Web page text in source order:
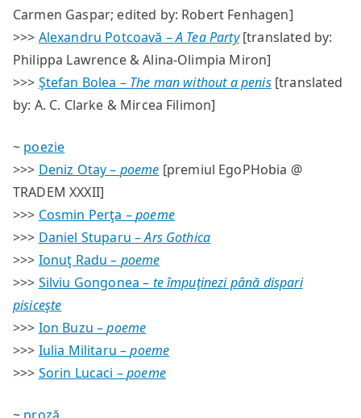
Carmen Gaspar; edited by: Robert Fenhagen]
>>> Alexandru Potcoavă –A Tea Party[translated by:
Philippa Lawrence & Alina-Olimpia Miron]
>>> Ştefan Bolea – The man without a penis[translated
by: A. C. Clarke & Mircea Filimon]
~ poezie
>>> Deniz Otay – poeme [premiul EgoPHobia @
TRADEM XXXII]
>>> Cosmin Perţa –poeme
>>> Daniel Stuparu –Ars Gothica
>>> Ionuţ Radu – poeme
>>> Silviu Gongonea – te împuţinezi până dispari
pisiceşte
>>> Ion Buzu –poeme
>>> Iulia Militaru –poeme
>>> Sorin Lucaci –poeme